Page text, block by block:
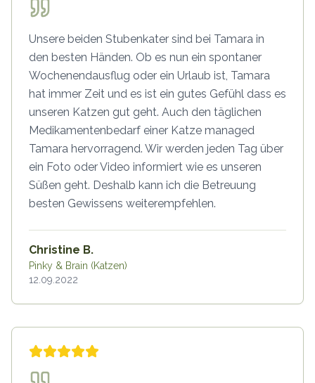
Unsere beiden Stubenkater sind bei Tamara in
den besten Händen. Ob es nun ein spontaner
Wochenendausflug oder ein Urlaub ist, Tamara
hat immer Zeit und es ist ein gutes Gefühl dass es
unseren Katzen gut geht. Auch den täglichen
Medikamentenbedarf einer Katze managed
Tamara hervorragend. Wir werden jeden Tag über
ein Foto oder Video informiert wie es unseren
Süßen geht. Deshalb kann ich die Betreuung
besten Gewissens weiterempfehlen.
Christine B.
Pinky & Brain (Katzen)
12.09.2022